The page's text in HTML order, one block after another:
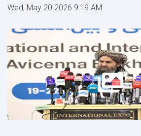
Wed, May 20 2026 9:19 AM